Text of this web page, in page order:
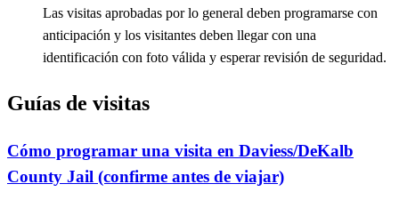
Las visitas aprobadas por lo general deben programarse con
anticipación y los visitantes deben llegar con una
identificación con foto válida y esperar revisión de seguridad.
Guías de visitas
Cómo programar una visita en Daviess/DeKalb
County Jail (confirme antes de viajar)